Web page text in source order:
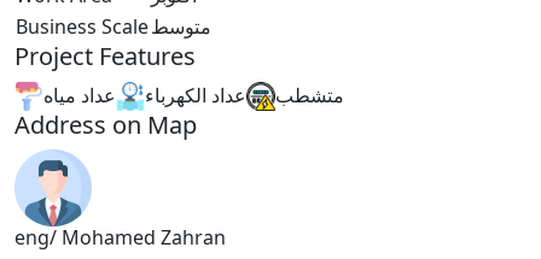
Business Scaleمتوسط
Project Features
متشطب عداد الكهرباء عداد مياه
Address on Map
eng/ Mohamed Zahran